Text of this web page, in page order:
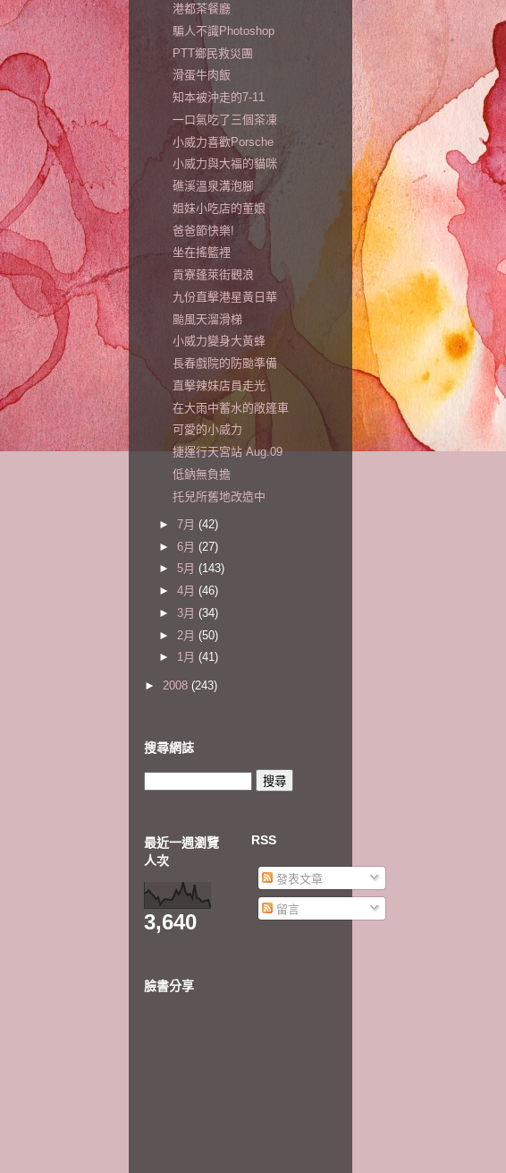
港都茶餐廳
騙人不識Photoshop
PTT鄉民救災團
滑蛋牛肉飯
知本被沖走的7-11
一口氣吃了三個茶凍
小威力喜歡Porsche
小威力與大福的貓咪
礁溪溫泉溝泡腳
姐妹小吃店的董娘
爸爸節快樂!
坐在搖籃裡
貢寮蓬萊街觀浪
九份直擊港星黃日華
颱風天溜滑梯
小威力變身大黃蜂
長春戲院的防颱準備
直擊辣妹店員走光
在大雨中蓄水的敞篷車
可愛的小威力
捷運行天宮站 Aug.09
低鈉無負擔
托兒所舊地改造中
► 7月 (42)
► 6月 (27)
► 5月 (143)
► 4月 (46)
► 3月 (34)
► 2月 (50)
► 1月 (41)
► 2008 (243)
搜尋網誌
最近一週瀏覽
人次
3,640
RSS
發表文章
留言
臉書分享